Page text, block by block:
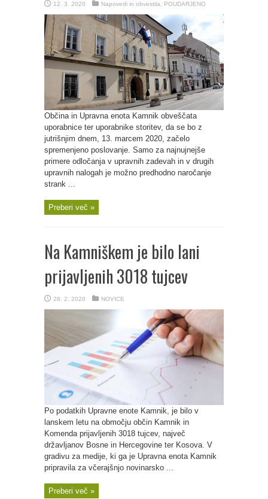
12. 3. 2020 Napovedi in obvestila POUDARJENO
Občina in Upravna enota Kamnik obveščata
uporabnice ter uporabnike storitev, da se bo z
jutrišnjim dnem, 13. marcem 2020, začelo
spremenjeno poslovanje. Samo za najnujnejše
primere odločanja v upravnih zadevah in v drugih
upravnih nalogah je možno predhodno naročanje
strank ...
Preberi več »
Na Kamniškem je bilo lani
prijavljenih 3018 tujcev
28. 2. 2020 NOVICE
Po podatkih Upravne enote Kamnik, je bilo v
lanskem letu na območju občin Kamnik in
Komenda prijavljenih 3018 tujcev, največ
državljanov Bosne in Hercegovine ter Kosova. V
gradivu za medije, ki ga je Upravna enota Kamnik
pripravila za včerajšnjo novinarsko ...
Preberi več »